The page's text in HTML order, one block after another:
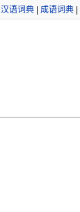
汉语词典| 成语词典|